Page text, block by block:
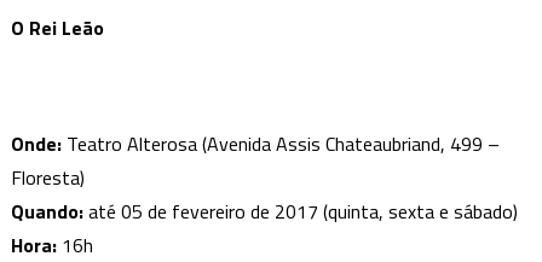
O Rei Leão
Onde:Teatro Alterosa (Avenida Assis Chateaubriand, 499 –
Floresta)
Quando:até 05 de fevereiro de 2017 (quinta, sexta e sábado)
Hora:16h